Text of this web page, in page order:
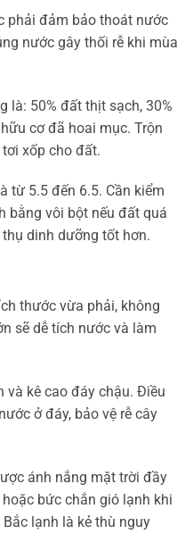
phải đảm bảo thoát nước
nước gây thối rễ khi mùa
là: 50% đất thịt sạch, 30%
cơ đã hoai mục. Trộn
xốp cho đất.
từ 5.5 đến 6.5. Cần kiểm
bằng vôi bột nếu đất quá
dinh dưỡng tốt hơn.
thước vừa phải, không
sẽ dễ tích nước và làm
và kê cao đáy chậu. Điều
ở đáy, bảo vệ rễ cây
ánh nắng mặt trời đầy
bức chắn gió lạnh khi
lạnh là kẻ thù nguy